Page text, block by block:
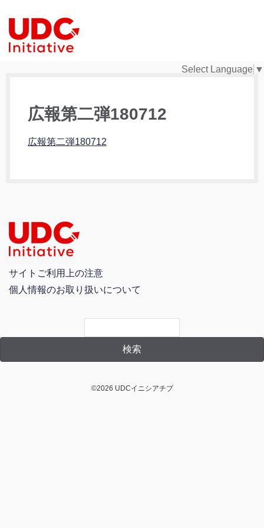
Select Language ▼
広報第二弾180712
広報第二弾180712
サイトご利用上の注意
個人情報のお取り扱いについて
©2026 UDCイニシアチブ